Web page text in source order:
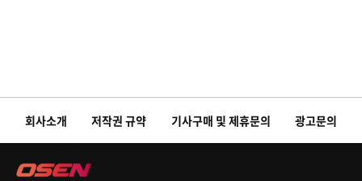
회사소개 저작권 규약 기사구매 및 제휴문의 광고문의